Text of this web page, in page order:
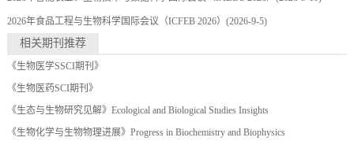
2026年食品工程与生物科学国际会议（ICFEB 2026） (2026-9-5)
相关期刊推荐
《生物医学SSCI期刊》
《生物医药SCI期刊》
《生态与生物研究见解》Ecological and Biological Studies Insights
《生物化学与生物物理进展》Progress in Biochemistry and Biophysics